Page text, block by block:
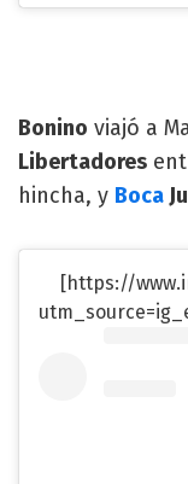
Bonino viajó a
Libertadores
hincha, y Boca
[https://